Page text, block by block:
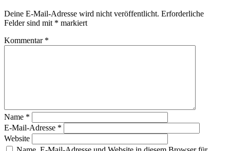
Deine E-Mail-Adresse wird nicht veröffentlicht. Erforderliche
Felder sind mit * markiert
Kommentar *
Name *
E-Mail-Adresse *
Website